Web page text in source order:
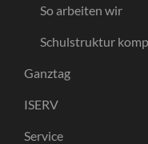
So arbeiten wir
Schulstruktur
Ganztag
ISERV
Service